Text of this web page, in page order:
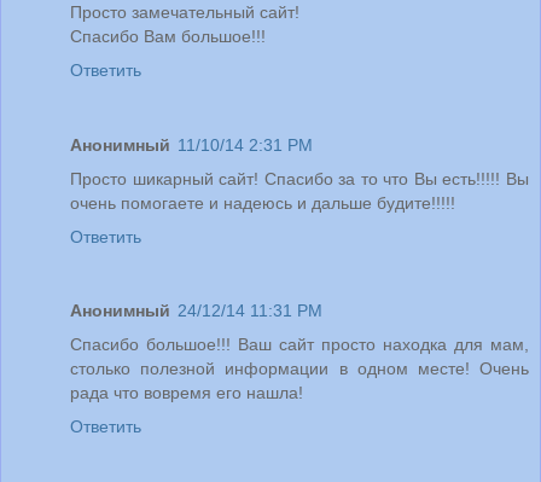
Просто замечательный сайт!
Спасибо Вам большое!!!
Ответить
Анонимный 11/10/14 2:31 PM
Просто шикарный сайт! Спасибо за то что Вы есть!!!!! Вы
очень помогаете и надеюсь и дальше будите!!!!!
Ответить
Анонимный 24/12/14 11:31 PM
Спасибо большое!!! Ваш сайт просто находка для мам,
столько полезной информации в одном месте! Очень
рада что вовремя его нашла!
Ответить